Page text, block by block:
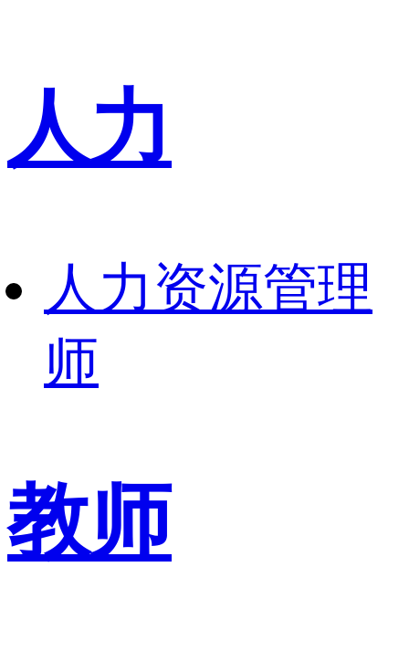
人力
人力资源管理
师
教师